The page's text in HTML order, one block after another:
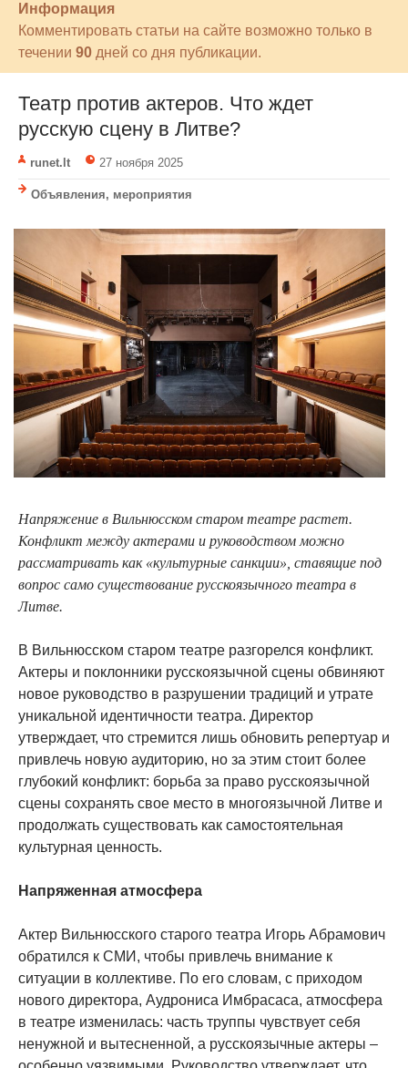
Информация
Комментировать статьи на сайте возможно только в
течении 90 дней со дня публикации.
Театр против актеров. Что ждет
русскую сцену в Литве?
runet.lt 27 ноября 2025
Объявления, мероприятия
Напряжение в Вильнюсском старом театре растет.
Конфликт между актерами и руководством можно
рассматривать как «культурные санкции», ставящие под
вопрос само существование русскоязычного театра в
Литве.
В Вильнюсском старом театре разгорелся конфликт.
Актеры и поклонники русскоязычной сцены обвиняют
новое руководство в разрушении традиций и утрате
уникальной идентичности театра. Директор
утверждает, что стремится лишь обновить репертуар и
привлечь новую аудиторию, но за этим стоит более
глубокий конфликт: борьба за право русскоязычной
сцены сохранять свое место в многоязычной Литве и
продолжать существовать как самостоятельная
культурная ценность.
Напряженная атмосфера
Актер Вильнюсского старого театра Игорь Абрамович
обратился к СМИ, чтобы привлечь внимание к
ситуации в коллективе. По его словам, с приходом
нового директора, Аудрониса Имбрасаса, атмосфера
в театре изменилась: часть труппы чувствует себя
ненужной и вытесненной, а русскоязычные актеры –